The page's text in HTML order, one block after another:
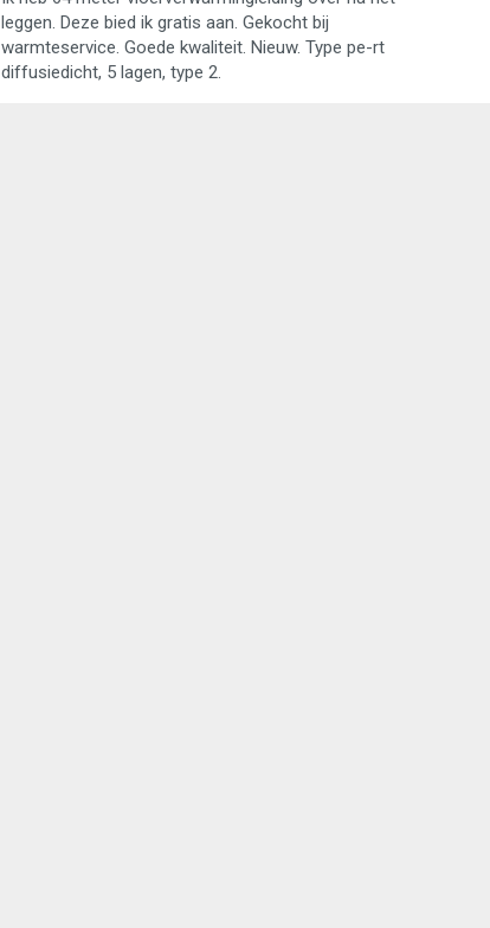
leggen. Deze bied ik gratis aan. Gekocht bij
warmteservice. Goede kwaliteit. Nieuw. Type pe-rt
diffusiedicht, 5 lagen, type 2.